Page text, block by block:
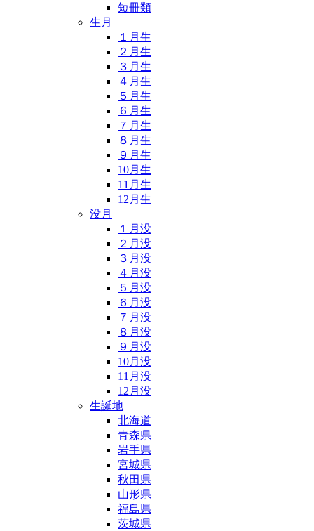
短冊類
生月
１月生
２月生
３月生
４月生
５月生
６月生
７月生
８月生
９月生
10月生
11月生
12月生
没月
１月没
２月没
３月没
４月没
５月没
６月没
７月没
８月没
９月没
10月没
11月没
12月没
生誕地
北海道
青森県
岩手県
宮城県
秋田県
山形県
福島県
茨城県